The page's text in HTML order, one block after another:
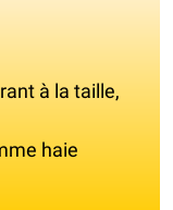
à la taille,
haie